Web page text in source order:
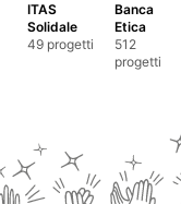
ITAS
Solidale
49 progetti
Banca
Etica
512
progetti